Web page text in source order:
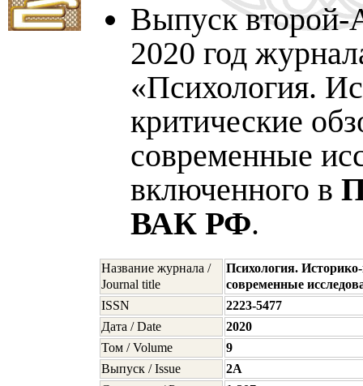
Выпуск второй-
2020 год
«Психология.
критические
современные
включенного в
ВАК РФ.
Название журнала /
Journal title
Психология.
современные
ISSN
2223-5477
Дата / Date
2020
Том / Volume
9
Выпуск / Issue
2A